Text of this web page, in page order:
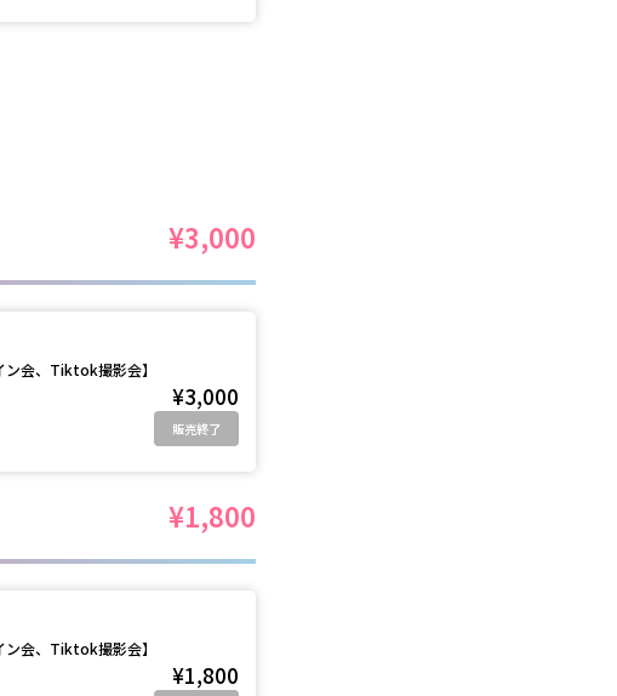
¥3,000
ン会、Tiktok撮影会】
¥3,000
販売終了
¥1,800
ン会、Tiktok撮影会】
¥1,800